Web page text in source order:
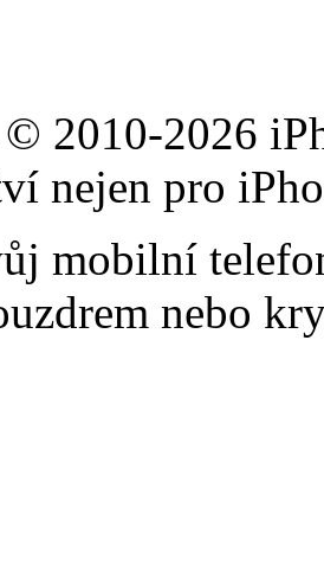
2010-2026
nejen pro
mobilní
nebo